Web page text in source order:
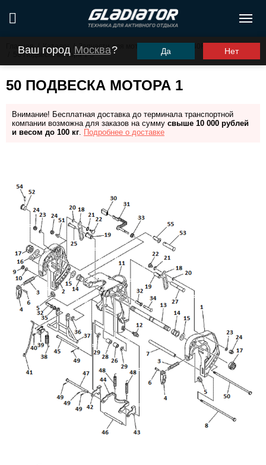
Ваш город Москва? Да Нет
Главная / Каталог Запчасти для моторов ПЛМ
G40FHS (G40FES)
50 Подвеска мотора 1
50 ПОДВЕСКА МОТОРА 1
Внимание! Бесплатная доставка до терминала транспортной
компании возможна для заказов на сумму свыше 10 000 рублей
и весом до 100 кг. Подробнее о доставке